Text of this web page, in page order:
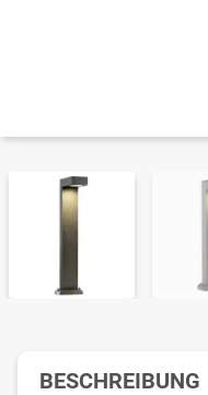
BESCHREIBUNG